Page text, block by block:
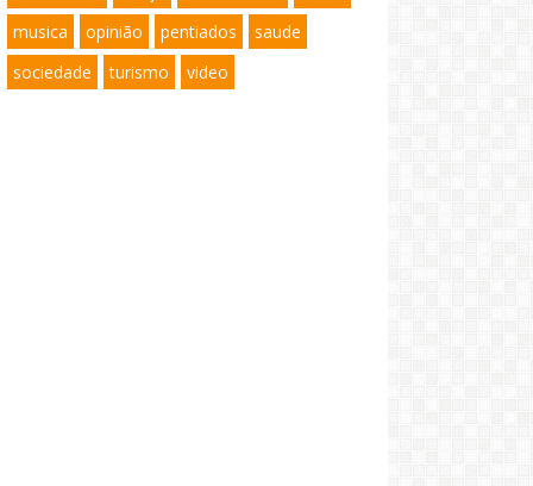
musica
opinião pentiados
saude
sociedade
turismo video